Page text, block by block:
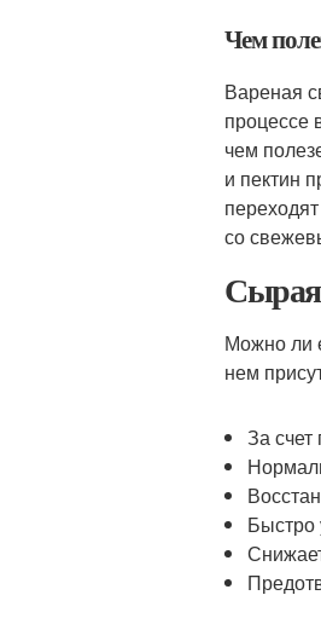
Чем
Вареная
процессе
чем
и пектин
со
Сырая
Можно ли
нем
За счет
Быстро